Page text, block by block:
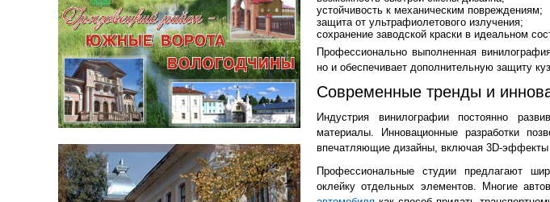
устойчивость к механическим повреждениям;
защита от ультрафиолетового излучения;
сохранение заводской краски в идеальном
Профессионально выполненная
но и обеспечивает дополнительную защиту
Современные тренды и
Индустрия винилографии постоянно
материалы. Инновационные разработки
впечатляющие дизайны, включая 3D-
Профессиональные студии предлагают
оклейку отдельных элементов. Многие